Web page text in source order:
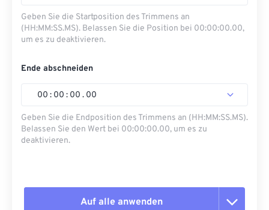
Geben Sie die Startposition des Trimmens an
(HH:MM:SS.MS). Belassen Sie die Position bei 00:00:00.00,
um es zu deaktivieren.
Ende abschneiden
00 : 00 : 00 . 00
Geben Sie die Endposition des Trimmens an (HH:MM:SS.MS).
Belassen Sie den Wert bei 00:00:00.00, um es zu
deaktivieren.
Auf alle anwenden